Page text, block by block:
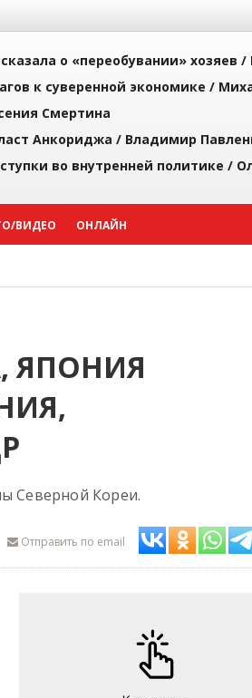
о «переобувании» хозяев /
к суверенной экономике /
Смертина
Анкориджа / Владимир
во внутренней политике /
ВИДЕО ОНЛАЙН
ЯПОНИЯ
Северной Кореи.
Отправить по email